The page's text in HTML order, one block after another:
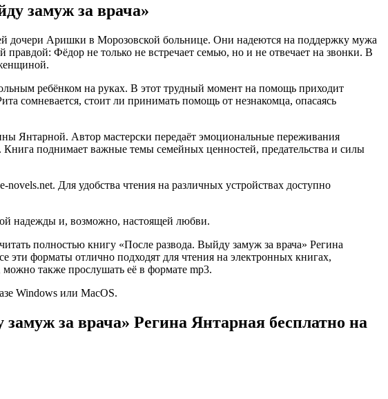
замуж за врача»
дочери Аришки в Морозовской больнице. Они надеются на поддержку мужа
Фёдор не только не встречает семью, но и не отвечает на звонки. В
ребёнком на руках. В этот трудный момент на помощь приходит
сомневается, стоит ли принимать помощь от незнакомца, опасаясь
Янтарной. Автор мастерски передаёт эмоциональные переживания
поднимает важные темы семейных ценностей, предательства и силы
Для удобства чтения на различных устройствах доступно
надежды и, возможно, настоящей любви.
полностью книгу «После развода. Выйду замуж за врача» Регина
эти форматы отлично подходят для чтения на электронных книгах,
также прослушать её в формате mp3.
Windows или MacOS.
за врача» Регина Янтарная бесплатно на